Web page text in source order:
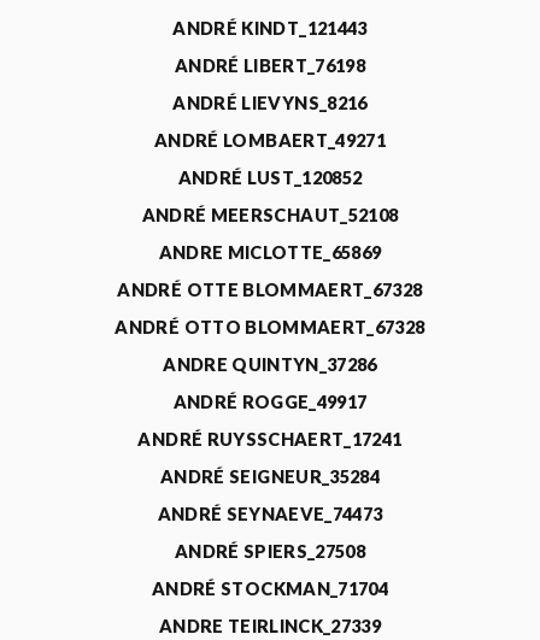
ANDRÉ KINDT_121443
ANDRÉ LIBERT_76198
ANDRÉ LIEVYNS_8216
ANDRÉ LOMBAERT_49271
ANDRÉ LUST_120852
ANDRÉ MEERSCHAUT_52108
ANDRE MICLOTTE_65869
ANDRÉ OTTE BLOMMAERT_67328
ANDRÉ OTTO BLOMMAERT_67328
ANDRE QUINTYN_37286
ANDRÉ ROGGE_49917
ANDRÉ RUYSSCHAERT_17241
ANDRÉ SEIGNEUR_35284
ANDRÉ SEYNAEVE_74473
ANDRÉ SPIERS_27508
ANDRÉ STOCKMAN_71704
ANDRE TEIRLINCK_27339